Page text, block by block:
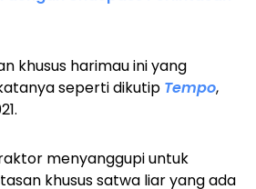
khusus harimau ini yang
seperti dikutip Tempo,
menyanggupi untuk
khusus satwa liar yang ada